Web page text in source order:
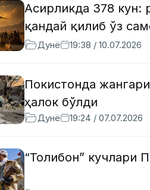
Асирликда 378 кун:
қандай қилиб ўз
Дунё 19:38 / 10.07.2026
Покистонда
ҳалок бўлди
Дунё 19:24 / 07.07.2026
“Толибон” кучлари